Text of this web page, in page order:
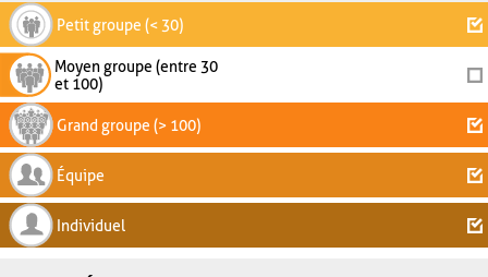
Petit groupe (< 30)
Moyen groupe (entre 30
et 100)
Grand groupe (> 100)
Équipe
Individuel